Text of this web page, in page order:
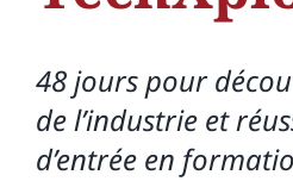
48 jours pour
de l’industrie et
d’entrée en